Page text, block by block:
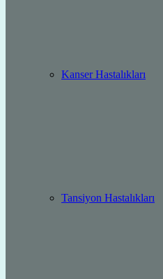
Kanser Hastalıkları
Tansiyon Hastalıkları